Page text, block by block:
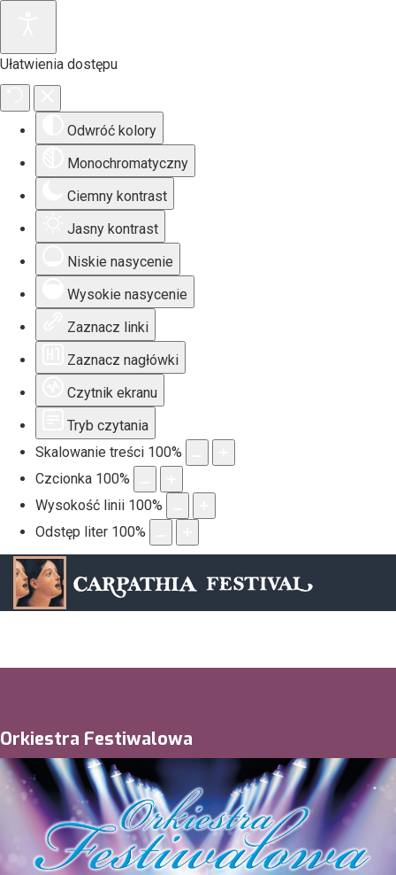
Ułatwienia dostępu
Odwróć kolory
Monochromatyczny
Ciemny kontrast
Jasny kontrast
Niskie nasycenie
Wysokie nasycenie
Zaznacz linki
Zaznacz nagłówki
Czytnik ekranu
Tryb czytania
Skalowanie treści 100%
Czcionka 100%
Wysokość linii 100%
Odstęp liter 100%
Orkiestra Festiwalowa